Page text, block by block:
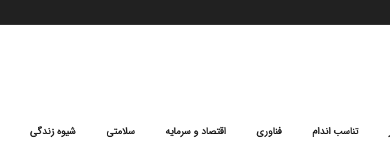
تناسب اندام فناوری اقتصاد و سرمایه سلامتی شیوه زندگی